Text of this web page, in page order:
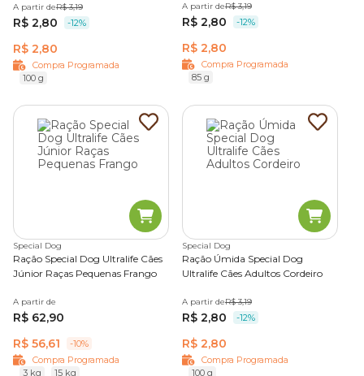
A partir deR$ 3,19
R$ 2,80 -12%
R$ 2,80
Compra Programada
100 g
A partir deR$ 3,19
R$ 2,80 -12%
R$ 2,80
Compra Programada
85 g
Special Dog
Ração Special Dog Ultralife Cães
Júnior Raças Pequenas Frango
A partir de
R$ 62,90
R$ 56,61
-10%
Compra Programada
3 kg
15 kg
Special Dog
Ração Úmida Special Dog
Ultralife Cães Adultos Cordeiro
A partir deR$ 3,19
R$ 2,80 -12%
R$ 2,80
Compra Programada
100 g